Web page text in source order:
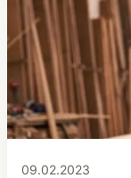
09.02.2023